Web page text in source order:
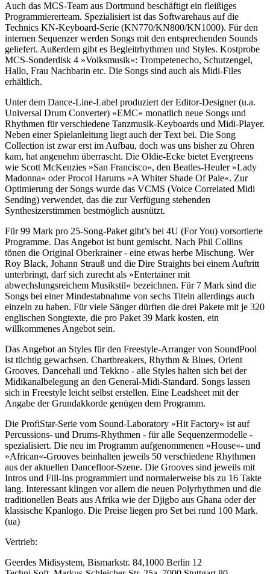
Auch das MCS-Team aus Dortmund beschäftigt ein fleißiges
Programmiererteam. Spezialisiert ist das Softwarehaus auf die
Technics KN-Keyboard-Serie (KN770/KN800/KN1000). Für den
internen Sequenzer werden Songs mit den entsprechenden Sounds
geliefert. Außerdem gibt es Begleitrhythmen und Styles. Kostprobe
MCS-Sonderdisk 4 »Volksmusik«: Trompetenecho, Schutzengel,
Hallo, Frau Nachbarin etc. Die Songs sind auch als Midi-Files
erhältlich.
Unter dem Dance-Line-Label produziert der Editor-Designer (u.a.
Universal Drum Converter) »EMC« monatlich neue Songs und
Rhythmen für verschiedene Tanzmusik-Keyboards und Midi-Player.
Neben einer Spielanleitung liegt auch der Text bei. Die Song
Collection ist zwar erst im Aufbau, doch was uns bisher zu Ohren
kam, hat angenehm überrascht. Die Oldie-Ecke bietet Evergreens
wie Scott McKenzies »San Francisco«, den Beatles-Heuler »Lady
Madonna« oder Procol Harums »A Whiter Shade Of Pale«. Zur
Optimierung der Songs wurde das VCMS (Voice Correlated Midi
Sending) verwendet, das die zur Verfügung stehenden
Synthesizerstimmen bestmöglich ausnützt.
Für 99 Mark pro 25-Song-Paket gibt’s bei 4U (For You) vorsortierte
Programme. Das Angebot ist bunt gemischt. Nach Phil Collins
tönen die Original Oberkrainer - eine etwas herbe Mischung. Wer
Roy Black, Johann Strauß und die Dire Straights bei einem Auftritt
unterbringt, darf sich zurecht als »Entertainer mit
abwechslungsreichem Musikstil« bezeichnen. Für 7 Mark sind die
Songs bei einer Mindestabnahme von sechs Titeln allerdings auch
einzeln zu haben. Für viele Sänger dürften die drei Pakete mit je 320
englischen Songtexte, die pro Paket 39 Mark kosten, ein
willkommenes Angebot sein.
Das Angebot an Styles für den Freestyle-Arranger von SoundPool
ist tüchtig gewachsen. Chartbreakers, Rhythm & Blues, Orient
Grooves, Dancehall und Tekkno - alle Styles halten sich bei der
Midikanalbelegung an den General-Midi-Standard. Songs lassen
sich in Freestyle leicht selbst erstellen. Eine Leadsheet mit der
Angabe der Grundakkorde genügen dem Programm.
Die ProfiStar-Serie vom Sound-Laboratory »Hit Factory« ist auf
Percussions- und Drums-Rhythmen - für alle Sequenzermodelle -
spezialisiert. Die neu im Programm aufgenommenen »House«- und
»African«-Grooves beinhalten jeweils 50 verschiedene Rhythmen
aus der aktuellen Dancefloor-Szene. Die Grooves sind jeweils mit
Intros und Fill-Ins programmiert und normalerweise bis zu 16 Takte
lang. Interessant klingen vor allem die neuen Polyrhythmen und die
traditionellen Beats aus Afrika wie der Djigbo aus Ghana oder der
klassische Kpanlogo. Die Preise liegen pro Set bei rund 100 Mark.
(ua)
Vertrieb:
Geerdes Midisystem, Bismarkstr. 84,1000 Berlin 12